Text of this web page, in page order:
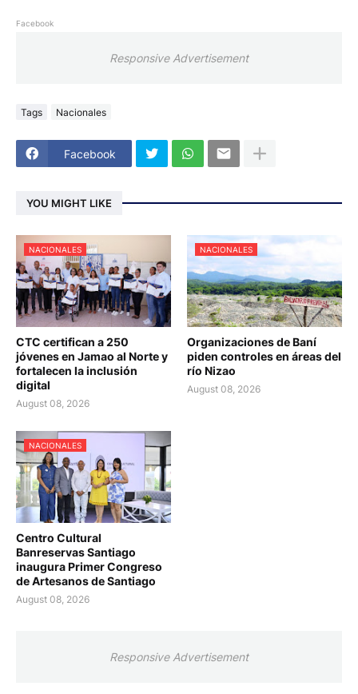
Facebook
Responsive Advertisement
Tags Nacionales
Facebook
YOU MIGHT LIKE
NACIONALES
CTC certifican a 250
jóvenes en Jamao al Norte y
fortalecen la inclusión
digital
August 08, 2026
NACIONALES
Organizaciones de Baní
piden controles en áreas del
río Nizao
August 08, 2026
NACIONALES
Centro Cultural
Banreservas Santiago
inaugura Primer Congreso
de Artesanos de Santiago
August 08, 2026
Responsive Advertisement